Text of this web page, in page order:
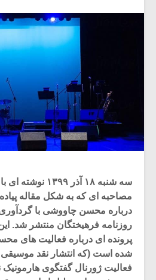
سه شنبه ۱۸ آذر ۱۳۹۹
نوشته ای
مصاحبه ای که به شکل مقاله
درباره محسن چاووشی با
روزنامه فرهیختگان منتشر شد.
پرونده ای درباره فعالیت های
شده است (که انتشار نقد
فعالیت ژورنال گفتگوی